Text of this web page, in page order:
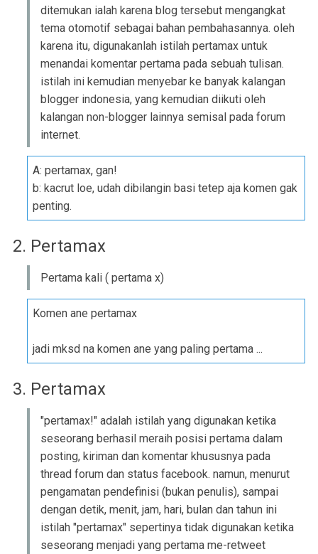
ditemukan ialah karena blog tersebut mengangkat
tema otomotif sebagai bahan pembahasannya. oleh
karena itu, digunakanlah istilah pertamax untuk
menandai komentar pertama pada sebuah tulisan.
istilah ini kemudian menyebar ke banyak kalangan
blogger indonesia, yang kemudian diikuti oleh
kalangan non-blogger lainnya semisal pada forum
internet.
A: pertamax, gan!
b: kacrut loe, udah dibilangin basi tetep aja komen gak
penting.
2. Pertamax
Pertama kali ( pertama x)
Komen ane pertamax
jadi mksd na komen ane yang paling pertama ...
3. Pertamax
"pertamax!" adalah istilah yang digunakan ketika
seseorang berhasil meraih posisi pertama dalam
posting, kiriman dan komentar khususnya pada
thread forum dan status facebook. namun, menurut
pengamatan pendefinisi (bukan penulis), sampai
dengan detik, menit, jam, hari, bulan dan tahun ini
istilah "pertamax" sepertinya tidak digunakan ketika
seseorang menjadi yang pertama me-retweet